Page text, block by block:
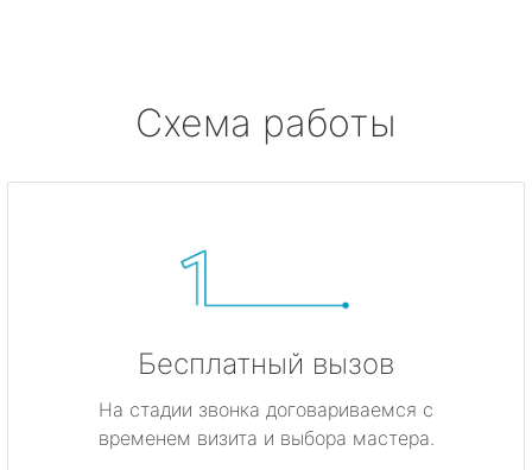
Схема работы
Бесплатный вызов
На стадии звонка договариваемся с
временем визита и выбора мастера.